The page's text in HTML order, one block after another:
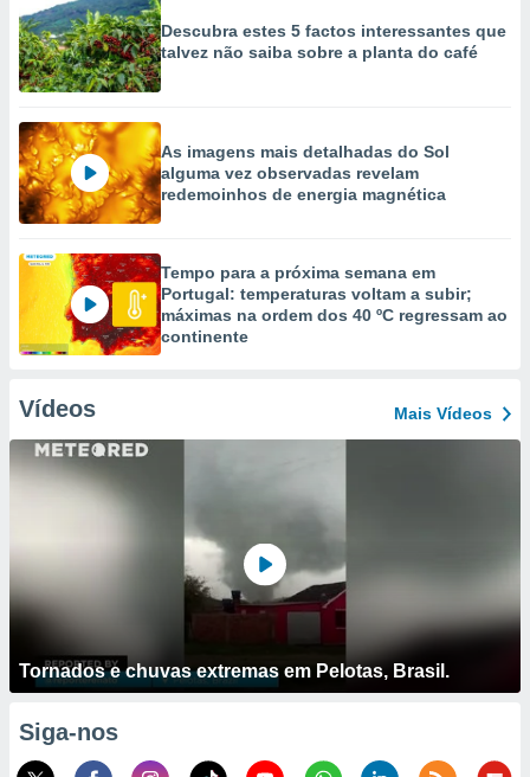
Descubra estes 5 factos interessantes que
talvez não saiba sobre a planta do café
As imagens mais detalhadas do Sol
alguma vez observadas revelam
redemoinhos de energia magnética
Tempo para a próxima semana em
Portugal: temperaturas voltam a subir;
máximas na ordem dos 40 ºC regressam ao
continente
Vídeos Mais Vídeos
Tornados e chuvas extremas em Pelotas, Brasil.
Siga-nos